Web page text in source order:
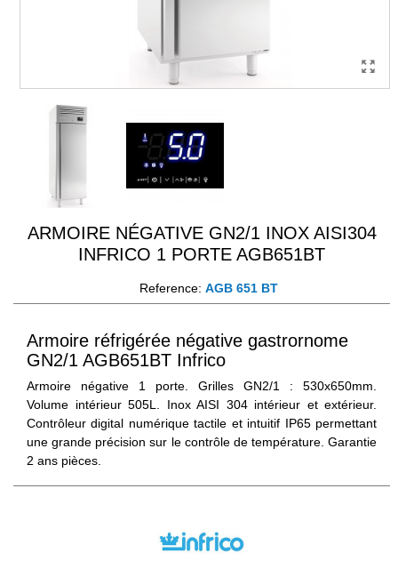
ARMOIRE NÉGATIVE GN2/1 INOX AISI304
INFRICO 1 PORTE AGB651BT
Reference: AGB 651 BT
Armoire réfrigérée négative gastrornome
GN2/1 AGB651BT Infrico
Armoire négative 1 porte. Grilles GN2/1 : 530x650mm.
Volume intérieur 505L. Inox AISI 304 intérieur et extérieur.
Contrôleur digital numérique tactile et intuitif IP65 permettant
une grande précision sur le contrôle de température. Garantie
2 ans pièces.